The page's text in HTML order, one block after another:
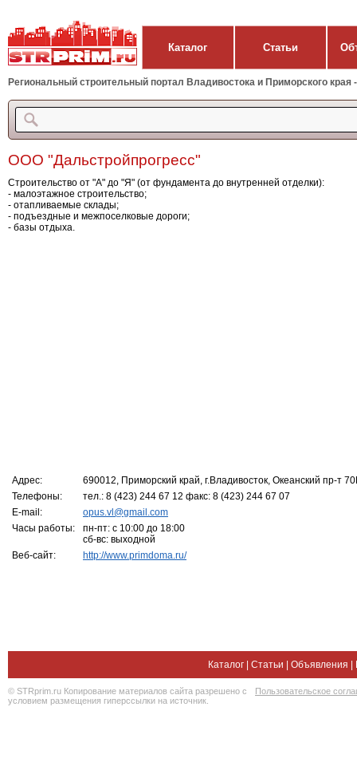
Каталог Статьи
Региональный строительный портал Владивостока и Приморского края
ООО "Дальстройпрогресс"
Строительство от "А" до "Я" (от фундамента до внутренней отделки):
- малоэтажное строительство;
- отапливаемые склады;
- подъездные и межпоселковые дороги;
- базы отдыха.
Адрес:
690012, Приморский край, г.Владивосток, Океанский пр-т
Телефоны:
тел.: 8 (423) 244 67 12 факс: 8 (423) 244 67 07
E-mail:
opus.vl@gmail.com
Часы работы:
пн-пт: с 10:00 до 18:00
сб-вс: выходной
Веб-сайт:
http://www.primdoma.ru/
Каталог Статьи Объявления
© STRprim.ru Копирование материалов сайта разрешено с
условием размещения гиперссылки на источник.
Пользовательское